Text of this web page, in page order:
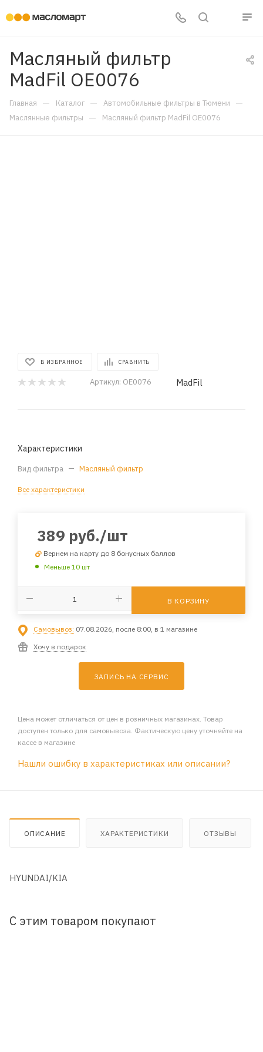
Масляный фильтр
MadFil OE0076
Главная — Каталог — Автомобильные фильтры в Тюмени —
Маслянные фильтры — Масляный фильтр MadFil OE0076
В ИЗБРАННОЕ СРАВНИТЬ
Артикул: OE0076 MadFil
Характеристики
Вид фильтра — Масляный фильтр
Все характеристики
389 руб./шт
Вернем на карту до 8 бонусных баллов
Меньше 10 шт
В КОРЗИНУ
Самовывоз: 07.08.2026, после 8:00, в 1 магазине
Хочу в подарок
ЗАПИСЬ НА СЕРВИС
Цена может отличаться от цен в розничных магазинах. Товар
доступен только для самовывоза. Фактическую цену уточняйте на
кассе в магазине
Нашли ошибку в характеристиках или описании?
ОПИСАНИЕ ХАРАКТЕРИСТИКИ ОТЗЫВЫ
HYUNDAI/KIA
С этим товаром покупают